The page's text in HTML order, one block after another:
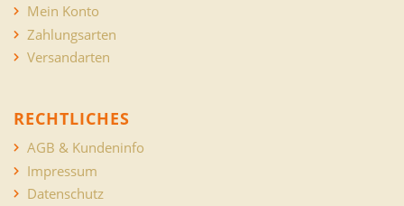
Mein Konto
Zahlungsarten
Versandarten
RECHTLICHES
AGB & Kundeninfo
Impressum
Datenschutz